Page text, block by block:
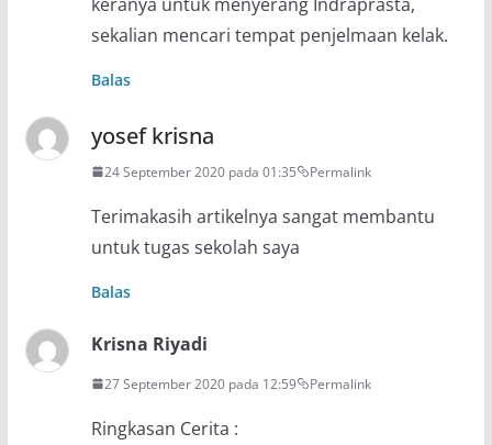
sekalian mencari tempat penjelmaan kelak.
Balas
yosef krisna
24 September 2020 pada 01:35 Permalink
Terimakasih artikelnya sangat membantu
untuk tugas sekolah saya
Balas
Krisna Riyadi
27 September 2020 pada 12:59 Permalink
Ringkasan Cerita :